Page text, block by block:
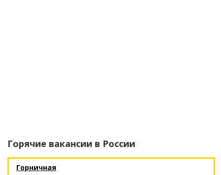
Горячие вакансии в России
Горничная